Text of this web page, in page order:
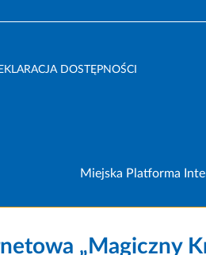
DOSTĘPNOŚCI
Miejska Platforma
„Magiczny